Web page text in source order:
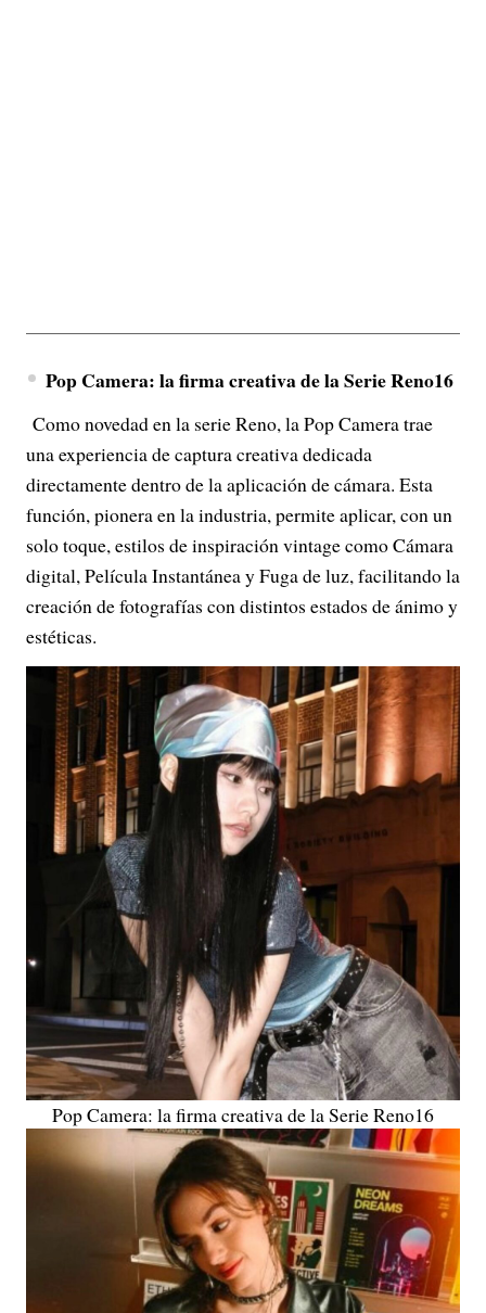
Pop Camera: la firma creativa de la Serie Reno16
Como novedad en la serie Reno, la Pop Camera trae
una experiencia de captura creativa dedicada
directamente dentro de la aplicación de cámara. Esta
función, pionera en la industria, permite aplicar, con un
solo toque, estilos de inspiración vintage como Cámara
digital, Película Instantánea y Fuga de luz, facilitando la
creación de fotografías con distintos estados de ánimo y
estéticas.
Pop Camera: la firma creativa de la Serie Reno16